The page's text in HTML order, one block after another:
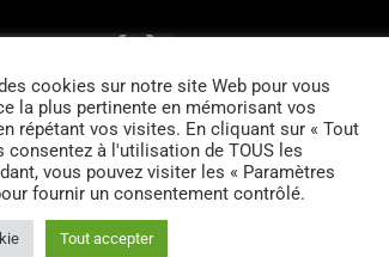
(0)
Les champs marqués d'un * sont
cookies sur notre site Web pour vous
la plus pertinente en mémorisant vos
répétant vos visites. En cliquant sur « Tout
consentez à l'utilisation de TOUS les
vous pouvez visiter les « Paramètres
fournir un consentement contrôlé.
Tout accepter